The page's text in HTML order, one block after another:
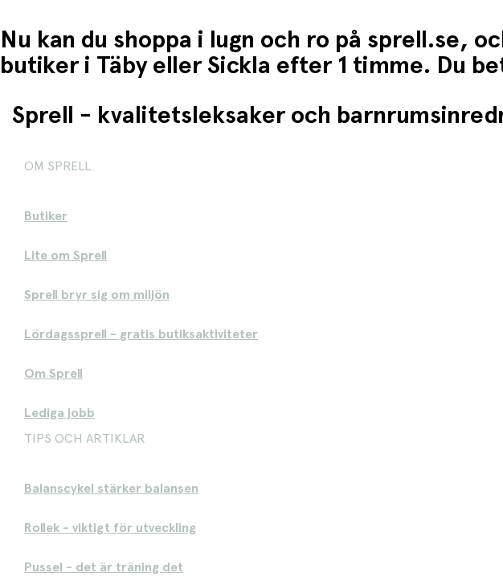
Nu kan du shoppa i lugn och ro på sprell.se,
butiker i Täby eller Sickla efter 1 timme. Du
Sprell - kvalitetsleksaker och
OM SPRELL
Butiker
Lite om Sprell
Sprell bryr sig om miljön
Lördagssprell - gratis butiksaktiviteter
Om Sprell
Lediga jobb
TIPS OCH ARTIKLAR
Balanscykel stärker balansen
Rollek - viktigt för utveckling
Pussel - det är träning det